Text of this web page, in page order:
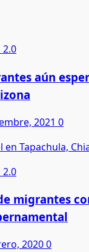
2.0
aún
2021 0
2.0
migrantes
20200